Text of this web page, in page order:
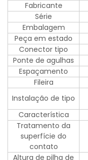
Fabricante
Série
Embalagem
Peça em estado
Conector tipo
Ponte de agulhas
Espaçamento
Fileira
Instalação de tipo
Característica
Tratamento da
superfície do
contato
Altura de pilha de